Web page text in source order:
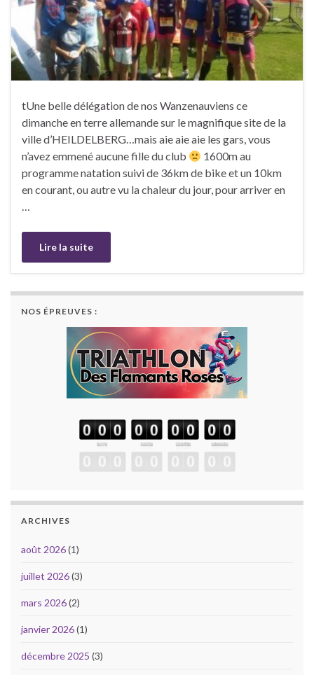
tUne belle délégation de nos Wanzenauviens ce
dimanche en terre allemande sur le magnifique site de la
ville d’HEILDELBERG…mais aie aie aie les gars, vous
n’avez emmené aucune fille du club
1600m au
programme natation suivi de 36km de bike et un 10km
en courant, ou autre vu la chaleur du jour, pour arriver en
…
Lire la suite
NOS ÉPREUVES :
ARCHIVES
août 2026(1)
juillet 2026(3)
mars 2026(2)
janvier 2026(1)
décembre 2025 (3)